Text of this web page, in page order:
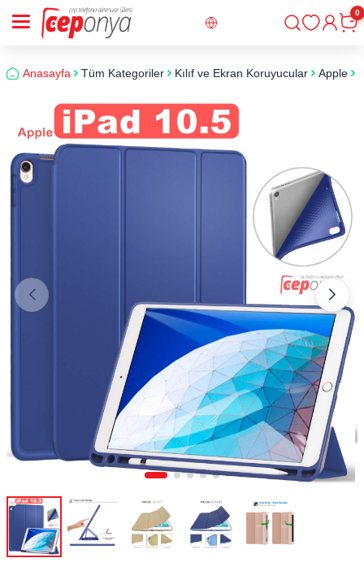
Giriş
0
Anasayfa Tüm Kategoriler Kılıf ve Ekran Koruyucular Apple